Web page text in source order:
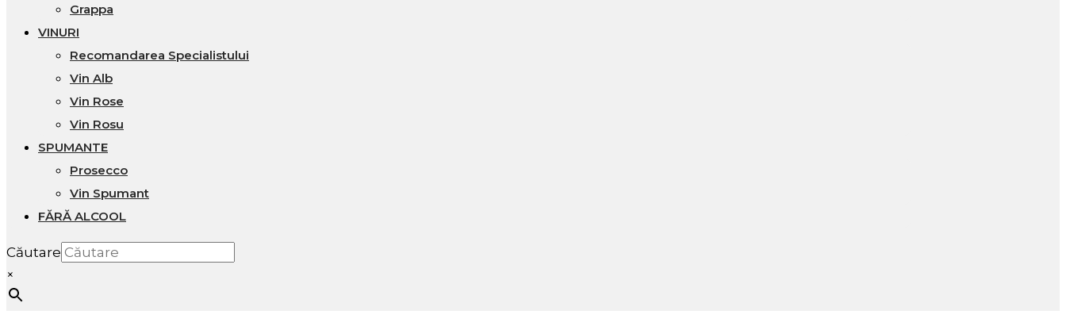
Grappa
VINURI
Recomandarea Specialistului
Vin Alb
Vin Rose
Vin Rosu
SPUMANTE
Prosecco
Vin Spumant
FĂRĂ ALCOOL
Căutare
×